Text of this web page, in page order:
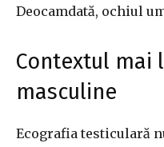
Deocamdată, ochiul
Contextul mai
masculine
Ecografia testiculară